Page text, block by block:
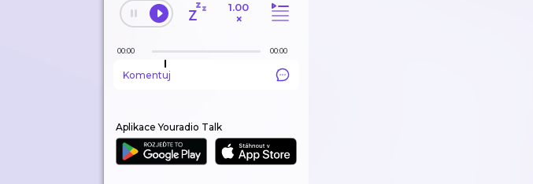
1.00
×
00:00 00:00
Komentuj
Aplikace Youradio Talk